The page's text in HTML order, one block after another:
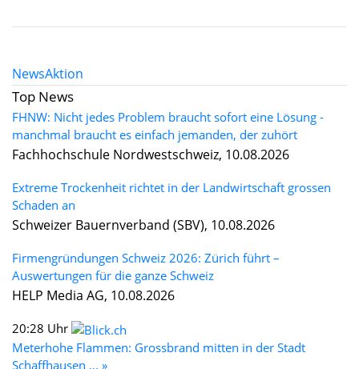
NewsAktion
Top News
FHNW: Nicht jedes Problem braucht sofort eine Lösung -
manchmal braucht es einfach jemanden, der zuhört
Fachhochschule Nordwestschweiz, 10.08.2026
Extreme Trockenheit richtet in der Landwirtschaft grossen
Schaden an
Schweizer Bauernverband (SBV), 10.08.2026
Firmengründungen Schweiz 2026: Zürich führt –
Auswertungen für die ganze Schweiz
HELP Media AG, 10.08.2026
20:28 Uhr
Meterhohe Flammen: Grossbrand mitten in der Stadt
Schaffhausen ... »